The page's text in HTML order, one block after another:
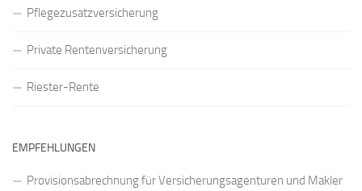
Pflegezusatzversicherung
Private Rentenversicherung
Riester-Rente
EMPFEHLUNGEN
Provisionsabrechnung für Versicherungsagenturen und Makler